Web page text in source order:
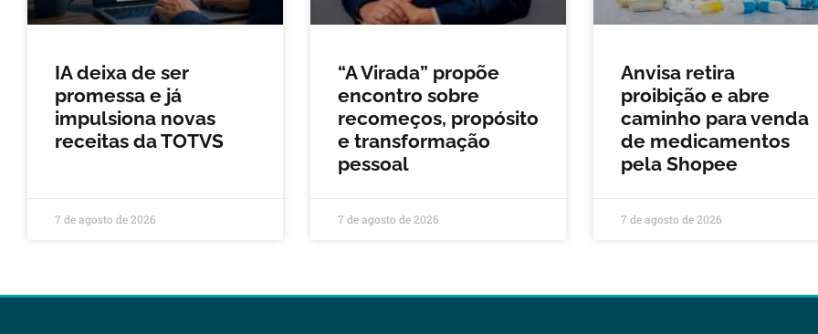
IA deixa de ser
promessa e já
impulsiona novas
receitas da TOTVS
7 de agosto de 2026
“A Virada” propõe
encontro sobre
recomeços, propósito
e transformação
pessoal
7 de agosto de 2026
Anvisa retira
proibição e abre
caminho para venda
de medicamentos
pela Shopee
7 de agosto de 2026